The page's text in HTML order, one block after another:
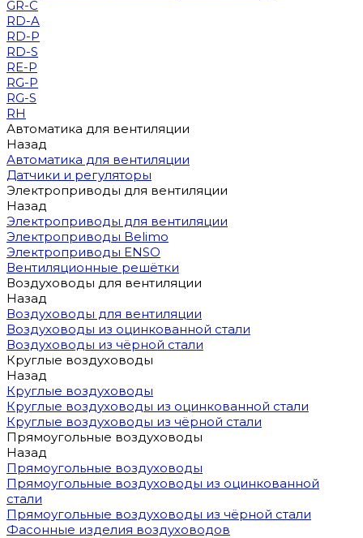
GR-C
RD-A
RD-P
RD-S
RE-P
RG-P
RG-S
RH
Автоматика для вентиляции
Назад
Автоматика для вентиляции
Датчики и регуляторы
Электроприводы для вентиляции
Назад
Электроприводы для вентиляции
Электроприводы Belimo
Электроприводы ENSO
Вентиляционные решётки
Воздуховоды для вентиляции
Назад
Воздуховоды для вентиляции
Воздуховоды из оцинкованной стали
Воздуховоды из чёрной стали
Круглые воздуховоды
Назад
Круглые воздуховоды
Круглые воздуховоды из оцинкованной стали
Круглые воздуховоды из чёрной стали
Прямоугольные воздуховоды
Назад
Прямоугольные воздуховоды
Прямоугольные воздуховоды из оцинкованной
стали
Прямоугольные воздуховоды из чёрной стали
Фасонные изделия воздуховодов